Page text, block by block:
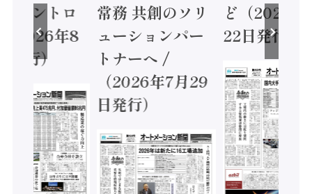
常務 共創のソリ
ューションパー
トナーへ /
（2026年7月29
日発行）
ど（2026年7月
22日発行）
フ
ー
月5